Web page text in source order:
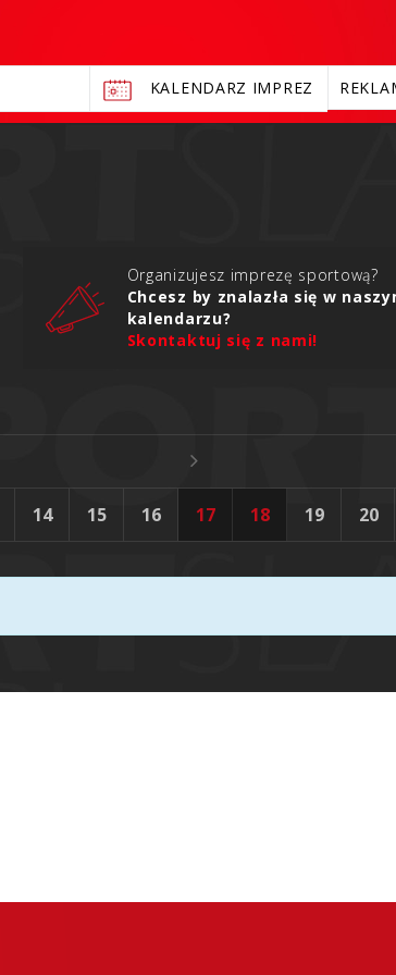
KALENDARZ IMPREZ
Organizujesz imprezę sportową?
Chcesz by znalazła się w
kalendarzu?
Skontaktuj się z nami!
14 15 16 17 18 19 20